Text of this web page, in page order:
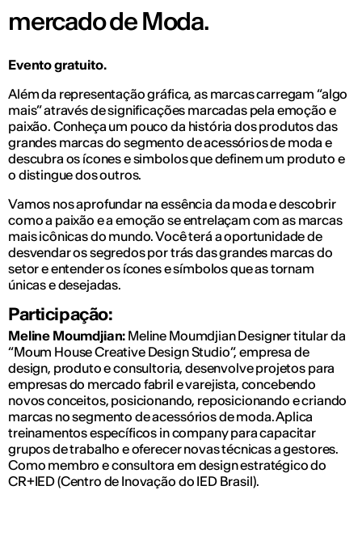
mercado de Moda.
Evento gratuito.
Além da representação gráfica, as marcas carregam “algo
mais” através de significações marcadas pela emoção e
paixão. Conheça um pouco da história dos produtos das
grandes marcas do segmento de acessórios de moda e
descubra os ícones e simbolos que definem um produto e
o distingue dos outros.
Vamos nos aprofundar na essência da moda e descobrir
como a paixão e a emoção se entrelaçam com as marcas
mais icônicas do mundo. Você terá a oportunidade de
desvendar os segredos por trás das grandes marcas do
setor e entender os ícones e símbolos que as tornam
únicas e desejadas.
Participação:
Meline Moumdjian: Meline Moumdjian Designer titular da
“Moum House Creative Design Studio”, empresa de
design, produto e consultoria, desenvolve projetos para
empresas do mercado fabril e varejista, concebendo
novos conceitos, posicionando, reposicionando e criando
marcas no segmento de acessórios de moda. Aplica
treinamentos específicos in company para capacitar
grupos de trabalho e oferecer novas técnicas a gestores.
Como membro e consultora em design estratégico do
CR+IED (Centro de Inovação do IED Brasil).